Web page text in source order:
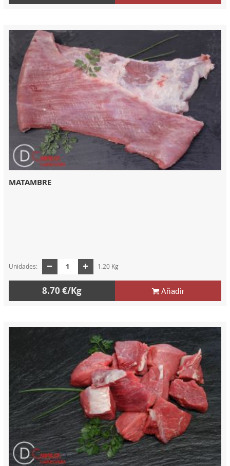
MATAMBRE
Unidades: 1.20 Kg
8.70 €/Kg Añadir